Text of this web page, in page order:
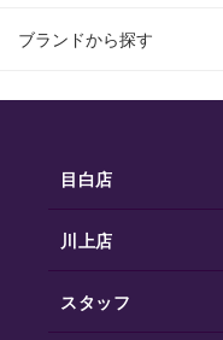
ブランドから探す
目白店
川上店
スタッフ